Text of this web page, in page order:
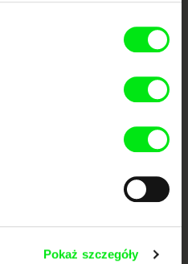
Pokaż szczegóły
inicjatywy Doc Alliance, kreatywnej
kina dokumentalnego. Naszym celem
dokumentalnego, wspierać jego
Against Gravity